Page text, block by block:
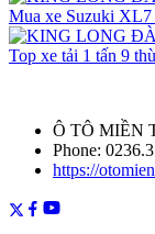
Mua xe Suzuki XL7
Top xe tải 1 tấn 9
Ô TÔ MIỀN
Phone:
https://